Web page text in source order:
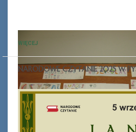
WIĘCEJ
NARODOWE CZYTANIE 2025 W